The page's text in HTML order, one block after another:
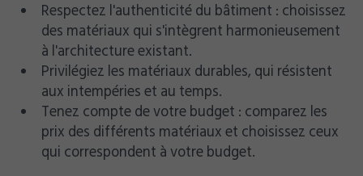
Respectez l'authenticité du bâtiment : choisissez
des matériaux qui s'intègrent harmonieusement
à l'architecture existant.
Privilégiez les matériaux durables, qui résistent
aux intempéries et au temps.
Tenez compte de votre budget : comparez les
prix des différents matériaux et choisissez ceux
qui correspondent à votre budget.